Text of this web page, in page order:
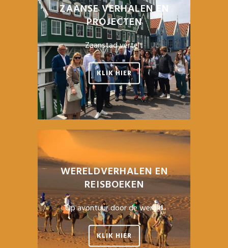
ZAANSE VERHALEN EN
PROJECTEN
Zaanstad vertelt
KLIK HIER
WERELDVERHALEN EN
REISBOEKEN
Op avontuur door de wereld
KLIK HIER